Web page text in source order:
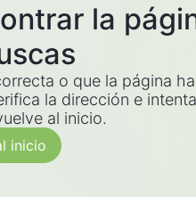
la
o que la página
la dirección e intenta
al inicio.
inicio